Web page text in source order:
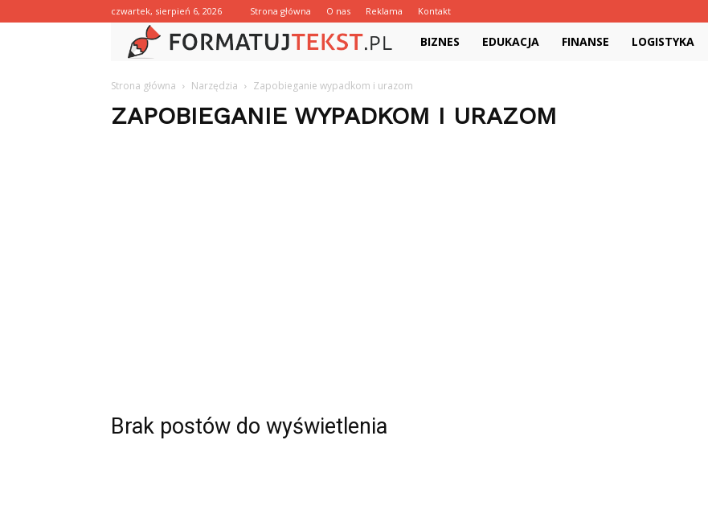
czwartek, sierpień 6, 2026 Strona główna O nas Reklama Kontakt
FormatujTekst.pl
BIZNES EDUKACJA FINANSE LOGISTYKA
Strona główna Narzędzia Zapobieganie wypadkom i urazom
ZAPOBIEGANIE WYPADKOM I URAZOM
Brak postów do wyświetlenia